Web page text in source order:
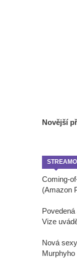
Novější
Coming-
(Amazon
Vize
Nová